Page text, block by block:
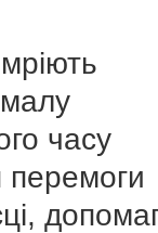
часу
перемоги